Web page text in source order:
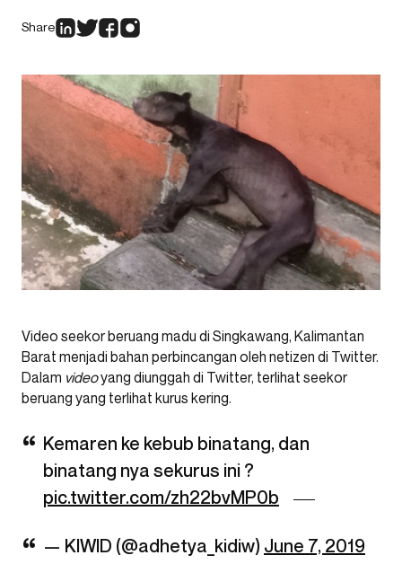
Share
Video seekor beruang madu di Singkawang, Kalimantan
Barat menjadi bahan perbincangan oleh netizen di Twitter.
Dalam videoyang diunggah di Twitter, terlihat seekor
beruang yang terlihat kurus kering.
Kemaren ke kebub binatang, dan
binatang nya sekurus ini ?
pic.twitter.com/zh22bvMP0b
— KIWID (@adhetya_kidiw) June 7, 2019